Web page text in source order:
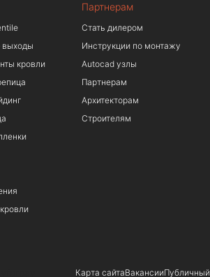
выходы
кровли
Партнерам
Стать дилером
Инструкции по монтажу
Autocad узлы
Партнерам
Архитекторам
Строителям
Карта сайтаВакансии